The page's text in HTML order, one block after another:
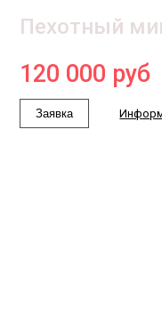
Пехотный
120 000 руб
Заявка